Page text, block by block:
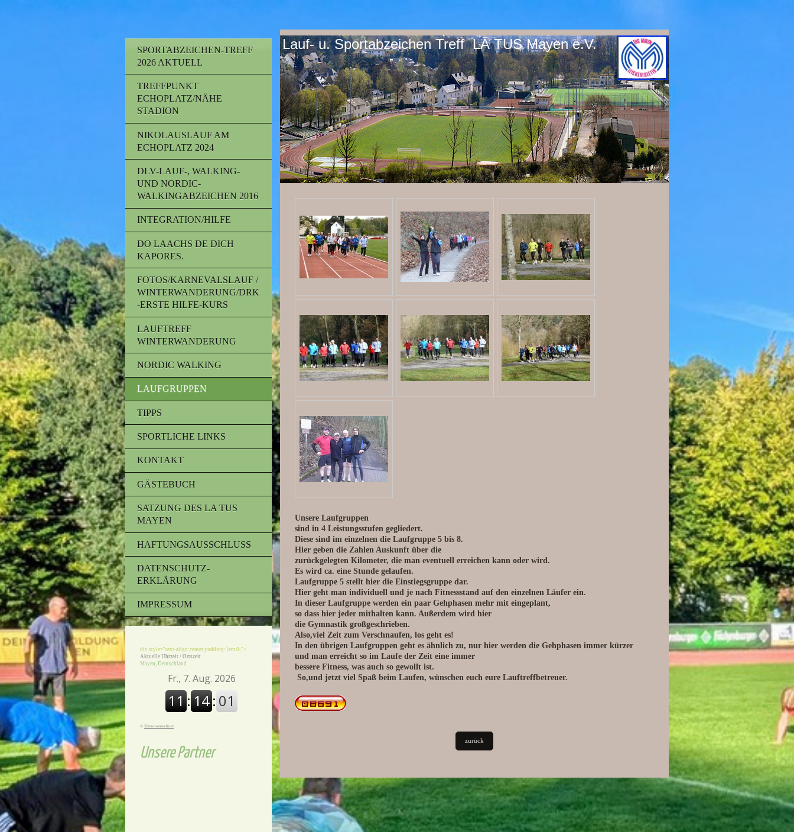
Lauf- u. Sportabzeichen Treff LA TUS Mayen e.V.
Unsere Laufgruppen
sind in 4 Leistungsstufen gegliedert.
Diese sind im einzelnen die Laufgruppe 5 bis 8.
Hier geben die Zahlen Auskunft über die
zurückgelegten Kilometer, die man eventuell erreichen kann oder wird.
Es wird ca. eine Stunde gelaufen.
Laufgruppe 5 stellt hier die Einstiegsgruppe dar.
Hier geht man individuell und je nach Fitnessstand auf den einzelnen Läufer ein.
In dieser Laufgruppe werden ein paar Gehphasen mehr mit eingeplant,
so dass hier jeder mithalten kann. Außerdem wird hier
die Gymnastik großgeschrieben.
Also,viel Zeit zum Verschnaufen, los geht es!
In den übrigen Laufgruppen geht es ähnlich zu, nur hier werden die Gehphasen immer kürzer
und man erreicht so im Laufe der Zeit eine immer
bessere Fitness, was auch so gewollt ist.
So,und jetzt viel Spaß beim Laufen, wünschen euch eure Lauftreffbetreuer.
zurück
SPORTABZEICHEN-TREFF
2026 AKTUELL
TREFFPUNKT
ECHOPLATZ/NÄHE
STADION
NIKOLAUSLAUF AM
ECHOPLATZ 2024
DLV-LAUF-, WALKING-
UND NORDIC-
WALKINGABZEICHEN 2016
INTEGRATION/HILFE
DO LAACHS DE DICH
KAPORES.
FOTOS/KARNEVALSLAUF /
WINTERWANDERUNG/DRK
-ERSTE HILFE-KURS
LAUFTREFF
WINTERWANDERUNG
NORDIC WALKING
LAUFGRUPPEN
TIPPS
SPORTLICHE LINKS
KONTAKT
GÄSTEBUCH
SATZUNG DES LA TUS
MAYEN
HAFTUNGSAUSSCHLUSS
DATENSCHUTZ-
ERKLÄRUNG
IMPRESSUM
div style="text-align:center;padding:1em 0;">
Aktuelle Uhrzeit / Ortszeit
Mayen, Deutschland
© Zeitzonenrechner
Unsere Partner